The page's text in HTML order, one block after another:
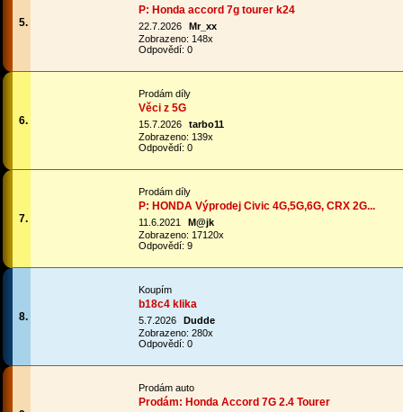
5.
P: Honda accord 7g tourer k24
22.7.2026
Mr_xx
Zobrazeno: 148x
Odpovědí: 0
6.
Prodám díly
Věci z 5G
15.7.2026
tarbo11
Zobrazeno: 139x
Odpovědí: 0
7.
Prodám díly
P: HONDA Výprodej Civic 4G,5G,6G, CRX 2G...
11.6.2021
M@jk
Zobrazeno: 17120x
Odpovědí: 9
8.
Koupím
b18c4 klika
5.7.2026
Dudde
Zobrazeno: 280x
Odpovědí: 0
Prodám auto
Prodám: Honda Accord 7G 2.4 Tourer